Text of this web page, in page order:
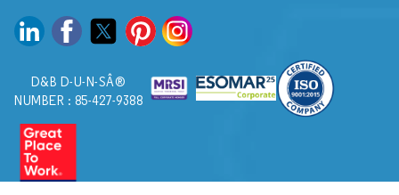
D&B D-U-N-SÂ®
NUMBER : 85-427-9388